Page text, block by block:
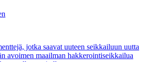
jotka saavat uuteen seikkailuun uutta
avoimen maailman hakkerointiseikkailua